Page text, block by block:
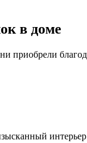
в доме
приобрели